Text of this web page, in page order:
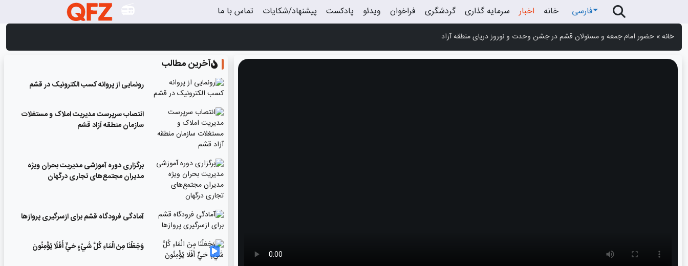
فارسی خانه اخبار سرمایه گذاری گردشگری فراخوان ویدئو پادکست پیشنهاد/شکایات تماس با ما
خانه» حضور امام جمعه و مسئولان قشم در جشن وحدت و نوروز دریای منطقه آزاد
آخرین مطالب
رونمایی از پروانه کسب الکترونیک در قشم
انتصاب سرپرست مدیریت املاک و مستغلات
سازمان منطقه آزاد قشم
برگزاری دوره آموزشی مدیریت بحران ویژه
مدیران مجتمع‌های تجاری درگهان
آمادگی فرودگاه قشم برای ازسرگیری پروازها
وَجَعَلْنَا مِنَ الْمَاءِ كُلَّ شَيْءٍ حَيٍّ أَفَلَا يُؤْمِنُونَ